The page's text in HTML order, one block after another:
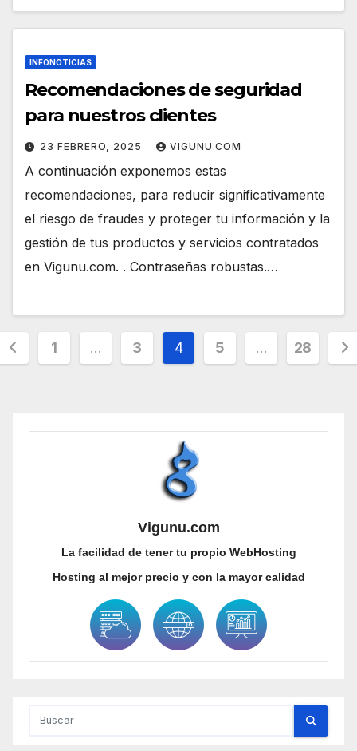
INFONOTICIAS
Recomendaciones de seguridad
para nuestros clientes
23 FEBRERO, 2025 VIGUNU.COM
A continuación exponemos estas
recomendaciones, para reducir significativamente
el riesgo de fraudes y proteger tu información y la
gestión de tus productos y servicios contratados
en Vigunu.com. . Contraseñas robustas.…
1 … 3 4 5 … 28
Vigunu.com
La facilidad de tener tu propio WebHosting
Hosting al mejor precio y con la mayor calidad